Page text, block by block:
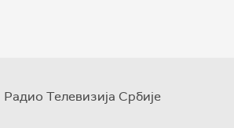
Радио Телевизија Србије